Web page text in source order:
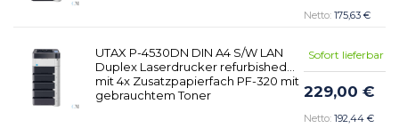
175,63 €
UTAX P-4530DN DIN A4 S/W LAN
Duplex Laserdrucker refurbished
mit 4x Zusatzpapierfach PF-320 mit
gebrauchtem Toner
Sofort lieferbar
229,00 €
192,44 €